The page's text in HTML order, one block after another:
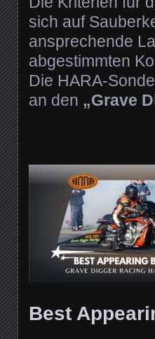
sich auf
ansprechende
abgestimmten
Die HARA-
an den „Grave
Best